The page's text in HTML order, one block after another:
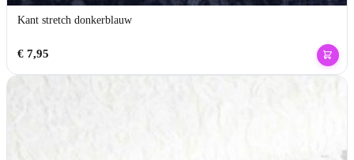
Kant stretch donkerblauw
€7,95